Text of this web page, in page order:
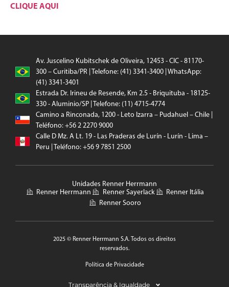
CLIQUE AQUI
Av. Juscelino Kubitschek de Oliveira, 12453 - CIC - 81170-
300 – Curitiba/PR | Telefone: (41) 3341-3400 | WhatsApp:
(41) 3341-3401
Estrada Dr. Irineu de Resende, Km 2.5 - Briquituba - 18125-
330 - Aluminio/SP | Telefone: (11) 4715-4774
Camino a Rinconada, 1200 - Leto Izarra – Pudahuel – Chile |
Teléfono: +56 2 2270 9000
Calle D Mz. A Lt. 19 - Las Praderas de Lurín - Lurín - Lima –
Peru | Teléfono: +56 9 7851 2500
Unidades Renner Herrmann
Renner Herrmann
Renner Sayerlack
Renner Itália
Renner Sooro
2025 © Renner Herrmann S.A. Todos os direitos
reservados.
Política de Privacidade
Transparência & Igualdade